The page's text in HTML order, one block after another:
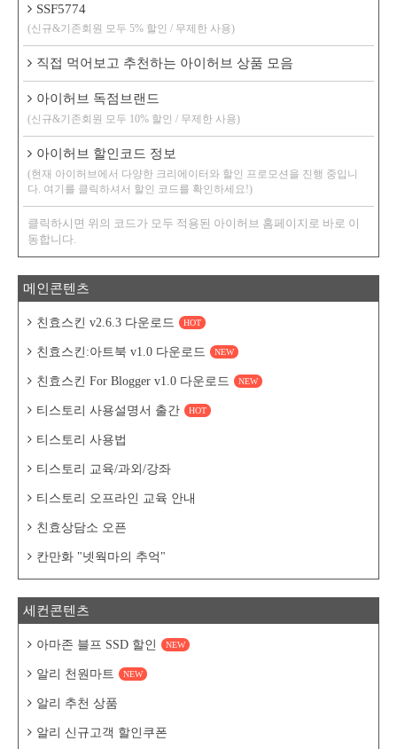
SSF5774
(신규&기존회원 모두 5% 할인 / 무제한 사용)
직접 먹어보고 추천하는 아이허브 상품 모음
아이허브 독점브랜드
(신규&기존회원 모두 10% 할인 / 무제한 사용)
아이허브 할인코드 정보
(현재 아이허브에서 다양한 크리에이터와 할인 프로모션을 진행 중입니
다. 여기를 클릭하셔서 할인 코드를 확인하세요!)
클릭하시면 위의 코드가 모두 적용된 아이허브 홈페이지로 바로 이
동합니다.
메인콘텐츠
친효스킨 v2.6.3 다운로드 HOT
친효스킨:아트북 v1.0 다운로드 NEW
친효스킨 For Blogger v1.0 다운로드 NEW
티스토리 사용설명서 출간 HOT
티스토리 사용법
티스토리 교육/과외/강좌
티스토리 오프라인 교육 안내
친효상담소 오픈
칸만화 "넷웍마의 추억"
세컨콘텐츠
아마존 블프 SSD 할인 NEW
알리 천원마트 NEW
알리 추천 상품
알리 신규고객 할인쿠폰